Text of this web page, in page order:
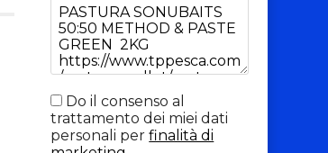
Do il consenso al
trattamento dei miei dati
personali perfinalità di